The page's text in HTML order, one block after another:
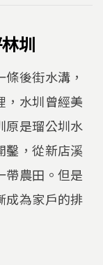
圳
後街水溝，
，水圳曾經美
原是瑠公圳水
鑿，從新店溪
帶農田。但是
成為家戶的排